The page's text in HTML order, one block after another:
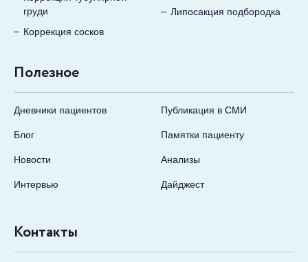
груди
Коррекция сосков
Липосакция подбородка
Полезное
Дневники пациентов
Блог
Новости
Интервью
Публикация в СМИ
Памятки пациенту
Анализы
Дайджест
Контакты